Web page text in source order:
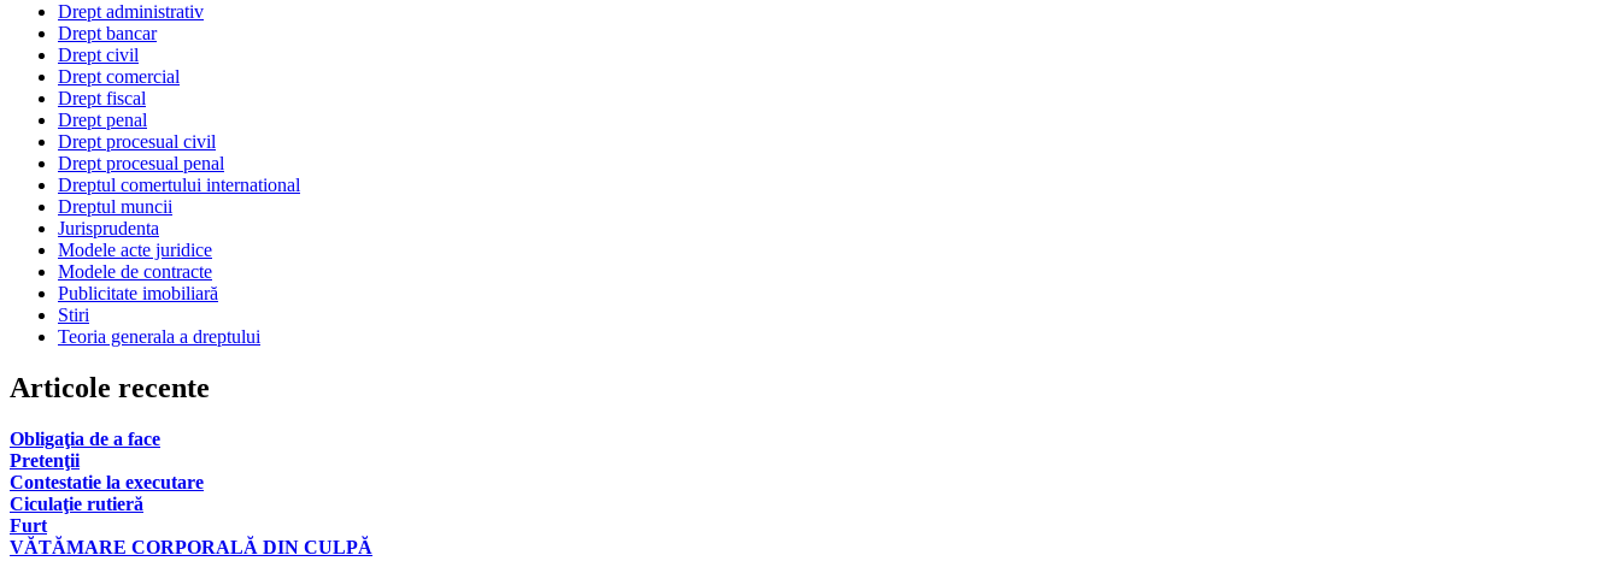
Drept administrativ
Drept bancar
Drept civil
Drept comercial
Drept fiscal
Drept penal
Drept procesual civil
Drept procesual penal
Dreptul comertului international
Dreptul muncii
Jurisprudenta
Modele acte juridice
Modele de contracte
Publicitate imobiliară
Stiri
Teoria generala a dreptului
Articole recente
Obligaţia de a face
Pretenţii
Contestatie la executare
Ciculaţie rutieră
Furt
VĂTĂMARE CORPORALĂ DIN CULPĂ